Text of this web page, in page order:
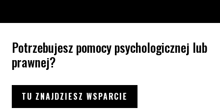
Potrzebujesz pomocy psychologicznej lub
prawnej?
TU ZNAJDZIESZ WSPARCIE